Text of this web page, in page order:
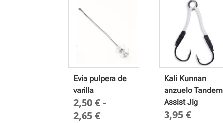
Evia pulpera de
varilla
2,50€ -
2,65€Rango
Kali Kunnan
anzuelo Tandem
Assist Jig
3,95€